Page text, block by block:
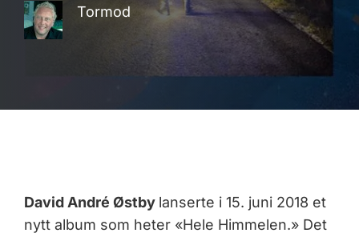
Tormod
David André Østby lanserte i 15. juni 2018 et
nytt album som heter «Hele Himmelen.» Det